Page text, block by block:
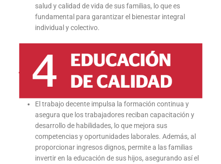
salud y calidad de vida de sus familias, lo que es
fundamental para garantizar el bienestar integral
individual y colectivo.
El trabajo decente impulsa la formación continua y
asegura que los trabajadores reciban capacitación y
desarrollo de habilidades, lo que mejora sus
competencias y oportunidades laborales. Además, al
proporcionar ingresos dignos, permite a las familias
invertir en la educación de sus hijos, asegurando así el